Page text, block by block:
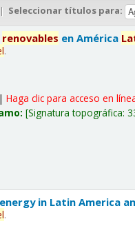
| Seleccionar títulos para:
renovables en América
.
|Haga clic para acceso en
Signatura topográfica:
in Latin America
.